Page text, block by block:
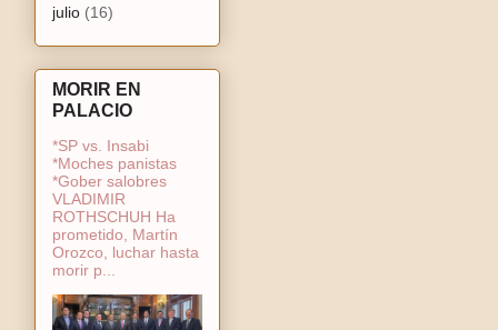
julio (16)
MORIR EN
PALACIO
*SP vs. Insabi
*Moches panistas
*Gober salobres
VLADIMIR
ROTHSCHUH Ha
prometido, Martín
Orozco, luchar hasta
morir p...